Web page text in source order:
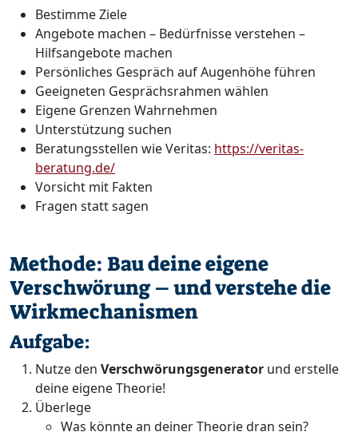
Bestimme Ziele
Angebote machen – Bedürfnisse verstehen –
Hilfsangebote machen
Persönliches Gespräch auf Augenhöhe führen
Geeigneten Gesprächsrahmen wählen
Eigene Grenzen Wahrnehmen
Unterstützung suchen
Beratungsstellen wie Veritas: https://veritas-
beratung.de/
Vorsicht mit Fakten
Fragen statt sagen
Methode: Bau deine eigene
Verschwörung – und verstehe die
Wirkmechanismen
Aufgabe:
Nutze den Verschwörungsgenerator und erstelle
deine eigene Theorie!
Überlege
Was könnte an deiner Theorie dran sein?